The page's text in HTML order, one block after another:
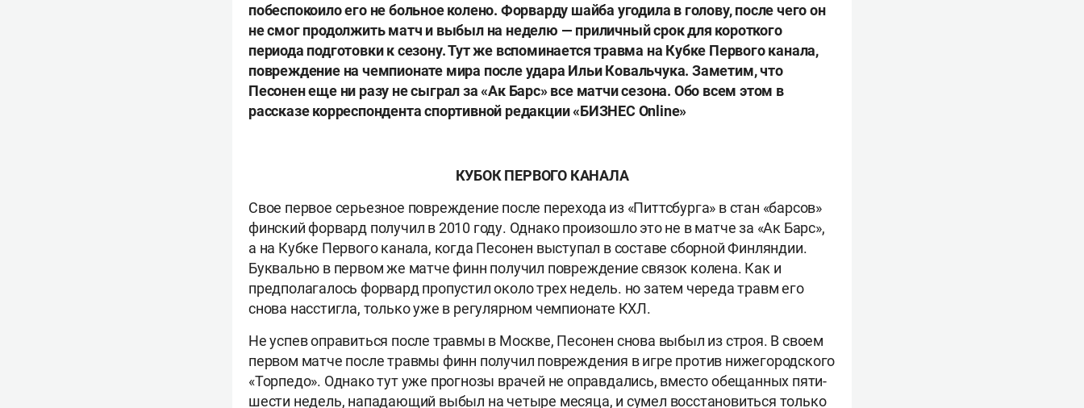
побеспокоило его не больное колено. Форварду шайба угодила в голову, после чего он
не смог продолжить матч и выбыл на неделю — приличный срок для короткого
периода подготовки к сезону. Тут же вспоминается травма на Кубке Первого канала,
повреждение на чемпионате мира после удара Ильи Ковальчука. Заметим, что
Песонен еще ни разу не сыграл за «Ак Барс» все матчи сезона. Обо всем этом в
рассказе корреспондента спортивной редакции «БИЗНЕС Online»
КУБОК ПЕРВОГО КАНАЛА
Свое первое серьезное повреждение после перехода из «Питтсбурга» в стан «барсов»
финский форвард получил в 2010 году. Однако произошло это не в матче за «Ак Барс»,
а на Кубке Первого канала, когда Песонен выступал в составе сборной Финляндии.
Буквально в первом же матче финн получил повреждение связок колена. Как и
предполагалось форвард пропустил около трех недель. но затем череда травм его
снова насстигла, только уже в регулярном чемпионате КХЛ.
Не успев оправиться после травмы в Москве, Песонен снова выбыл из строя. В своем
первом матче после травмы финн получил повреждения в игре против нижегородского
«Торпедо». Однако тут уже прогнозы врачей не оправдались, вместо обещанных пяти-
шести недель, нападающий выбыл на четыре месяца, и сумел восстановиться только